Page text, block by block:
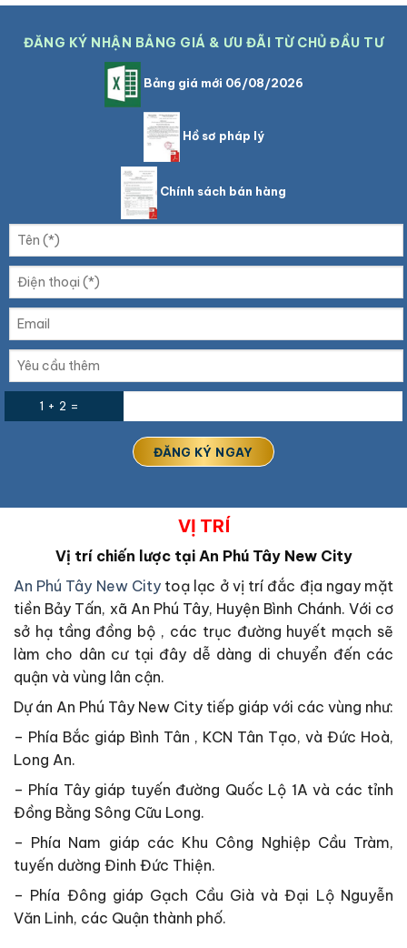
ĐĂNG KÝ NHẬN BẢNG GIÁ & ƯU ĐÃI TỪ CHỦ ĐẦU TƯ
Bảng giá mới 06/08/2026
Hồ sơ pháp lý
Chính sách bán hàng
1 + 2 =
VỊ TRÍ
Vị trí chiến lược tại An Phú Tây New City
An Phú Tây New Citytoạ lạc ở vị trí đắc địa ngay mặt
tiền Bảy Tấn, xã An Phú Tây, Huyện Bình Chánh. Với cơ
sở hạ tầng đồng bộ , các trục đường huyết mạch sẽ
làm cho dân cư tại đây dễ dàng di chuyển đến các
quận và vùng lân cận.
Dự án An Phú Tây New City tiếp giáp với các vùng như:
– Phía Bắc giáp Bình Tân , KCN Tân Tạo, và Đức Hoà,
Long An.
– Phía Tây giáp tuyến đường Quốc Lộ 1A và các tỉnh
Đồng Bằng Sông Cữu Long.
– Phía Nam giáp các Khu Công Nghiệp Cầu Tràm,
tuyến dường Đinh Đức Thiện.
– Phía Đông giáp Gạch Cầu Già và Đại Lộ Nguyễn
Văn Linh, các Quận thành phố.